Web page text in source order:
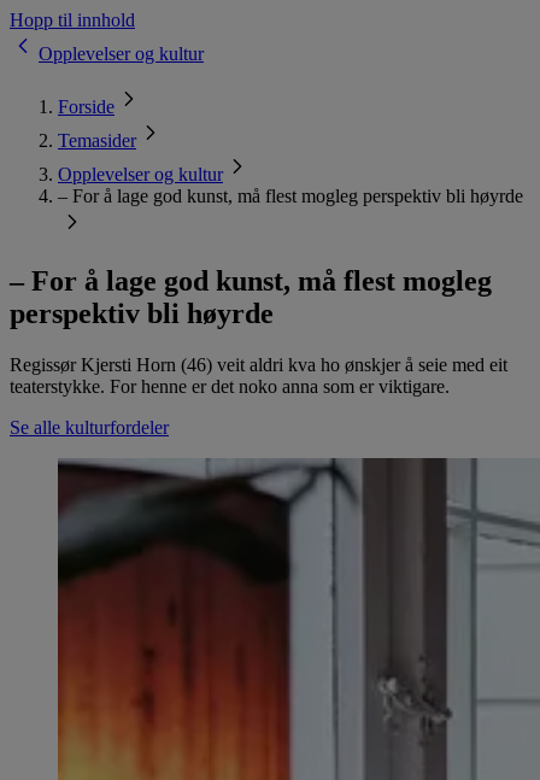
Hopp til innhold
Opplevelser og kultur
Forside
Temasider
Opplevelser og kultur
– For å lage god kunst, må flest mogleg perspektiv bli høyrde
– For å lage god kunst, må flest mogleg
perspektiv bli høyrde
Regissør Kjersti Horn (46) veit aldri kva ho ønskjer å seie med eit
teaterstykke. For henne er det noko anna som er viktigare.
Se alle kulturfordeler